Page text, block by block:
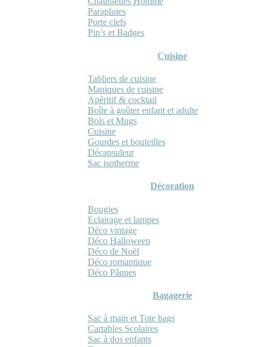
Parapluies
Porte clefs
Pin’s et Badges
Cuisine
Tabliers de cuisine
Maniques de cuisine
Apéritif & cocktail
Boîte à goûter enfant et adulte
Bols et Mugs
Cuisine
Gourdes et bouteilles
Décapsuleur
Sac isotherme
Décoration
Bougies
Eclairage et lampes
Déco vintage
Déco Halloween
Déco de Noël
Déco romantique
Déco Pâques
Bagagerie
Sac à main et Tote bags
Cartables Scolaires
Sac à dos enfants